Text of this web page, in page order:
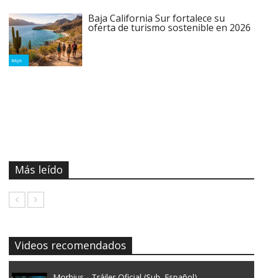
BAJA
Baja California Sur fortalece su
oferta de turismo sostenible en 2026
Más leído
Videos recomendados